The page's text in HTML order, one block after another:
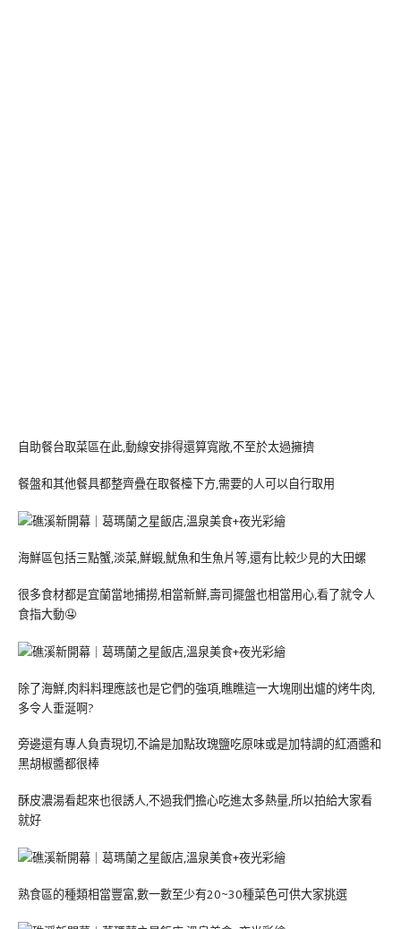
自助餐台取菜區在此,動線安排得還算寬敞,不至於太過擁擠
餐盤和其他餐具都整齊疊在取餐檯下方,需要的人可以自行取用
海鮮區包括三點蟹,淡菜,鮮蝦,魷魚和生魚片等,還有比較少見的大田螺
很多食材都是宜蘭當地捕撈,相當新鮮,壽司擺盤也相當用心,看了就令人
食指大動🤤
除了海鮮,肉料料理應該也是它們的強項,瞧瞧這一大塊剛出爐的烤牛肉,
多令人垂涎啊?
旁邊還有專人負責現切,不論是加點玫瑰鹽吃原味或是加特調的紅酒醬和
黑胡椒醬都很棒
酥皮濃湯看起來也很誘人,不過我們擔心吃進太多熱量,所以拍給大家看
就好
熟食區的種類相當豐富,數一數至少有20~30種菜色可供大家挑選